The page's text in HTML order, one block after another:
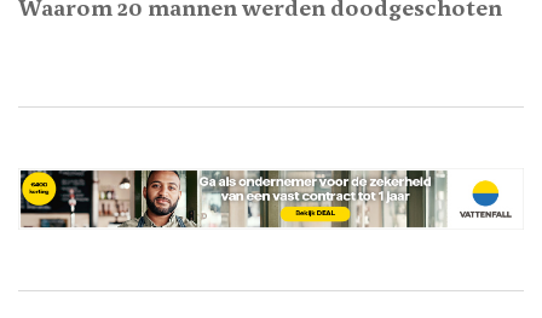
Waarom 20 mannen werden doodgeschoten